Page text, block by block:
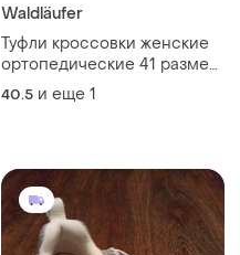
Waldläufer
Туфли кроссовки женские
ортопедические 41 размер
кожа лакированная
искусственная кожа
40.5 и еще 1